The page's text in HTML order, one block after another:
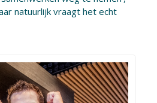
natuurlijk vraagt het echt